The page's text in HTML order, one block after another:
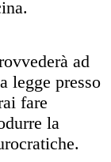
ad
legge presso
fare
la